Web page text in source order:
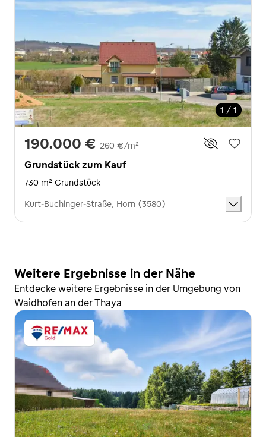
1 / 1
190.000 € 260 €/m²
Grundstück zum Kauf
730 m² Grundstück
Kurt-Buchinger-Straße, Horn (3580)
Weitere Ergebnisse in der Nähe
Entdecke weitere Ergebnisse in der Umgebung von
Waidhofen an der Thaya